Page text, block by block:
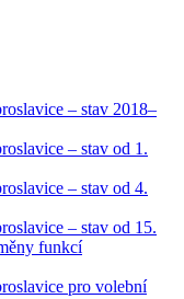
– stav 2018–
– stav od 1.
– stav od 4.
– stav od 15.
funkcí
pro volební